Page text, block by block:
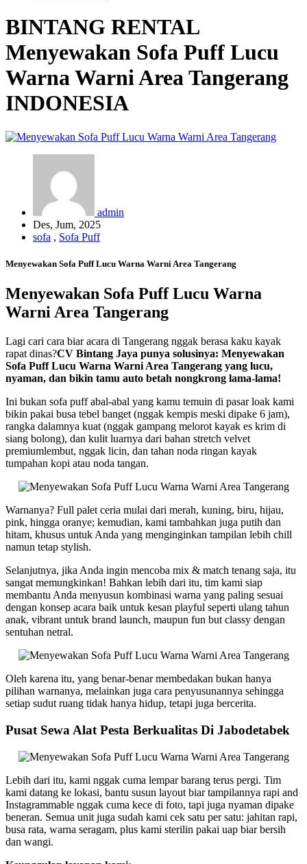
BINTANG RENTAL
Menyewakan Sofa Puff Lucu
Warna Warni Area Tangerang
INDONESIA
admin
Des, Jum, 2025
sofa , Sofa Puff
Menyewakan Sofa Puff Lucu Warna Warni Area Tangerang
Menyewakan Sofa Puff Lucu Warna
Warni Area Tangerang
Lagi cari cara biar acara di Tangerang nggak berasa kaku kayak
rapat dinas?CV Bintang Jaya punya solusinya: Menyewakan
Sofa Puff Lucu Warna Warni Area Tangerang yang lucu,
nyaman, dan bikin tamu auto betah nongkrong lama-lama!
Ini bukan sofa puff abal-abal yang kamu temuin di pasar loak kami
bikin pakai busa tebel banget (nggak kempis meski dipake 6 jam),
rangka dalamnya kuat (nggak gampang melorot kayak es krim di
siang bolong), dan kulit luarnya dari bahan stretch velvet
premiumlembut, nggak licin, dan tahan noda ringan kayak
tumpahan kopi atau noda tangan.
Warnanya? Full palet ceria mulai dari merah, kuning, biru, hijau,
pink, hingga oranye; kemudian, kami tambahkan juga putih dan
hitam, khusus untuk Anda yang menginginkan tampilan lebih chill
namun tetap stylish.
Selanjutnya, jika Anda ingin mencoba mix & match tenang saja, itu
sangat memungkinkan! Bahkan lebih dari itu, tim kami siap
membantu Anda menyusun kombinasi warna yang paling sesuai
dengan konsep acara baik untuk kesan playful seperti ulang tahun
anak, vibrant untuk brand launch, maupun fun but classy dengan
sentuhan netral.
Oleh karena itu, yang benar-benar membedakan bukan hanya
pilihan warnanya, melainkan juga cara penyusunannya sehingga
setiap sudut ruang tidak hanya hidup, tetapi juga bercerita.
Pusat Sewa Alat Pesta Berkualitas Di Jabodetabek
Lebih dari itu, kami nggak cuma lempar barang terus pergi. Tim
kami datang ke lokasi, bantu susun layout biar tampilannya rapi and
Instagrammable nggak cuma kece di foto, tapi juga nyaman dipake
beneran. Semua unit juga sudah kami cek satu per satu: jahitan rapi,
busa rata, warna seragam, plus kami sterilin pakai uap biar bersih
dan wangi.